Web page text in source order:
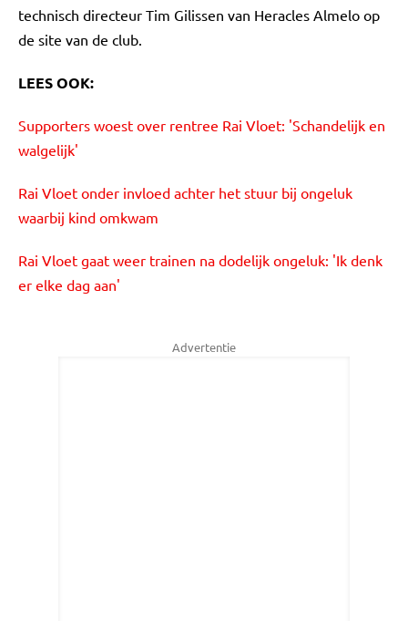
technisch directeur Tim Gilissen van Heracles Almelo op
de site van de club.
LEES OOK:
Supporters woest over rentree Rai Vloet: 'Schandelijk en
walgelijk'
Rai Vloet onder invloed achter het stuur bij ongeluk
waarbij kind omkwam
Rai Vloet gaat weer trainen na dodelijk ongeluk: 'Ik denk
er elke dag aan'
Advertentie